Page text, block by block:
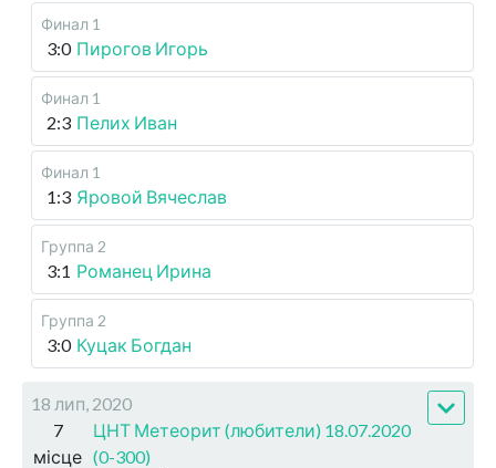
Финал 1
3:0 Пирогов Игорь
Финал 1
2:3 Пелих Иван
Финал 1
1:3 Яровой Вячеслав
Группа 2
3:1 Романец Ирина
Группа 2
3:0 Куцак Богдан
18 лип, 2020
7
місце
ЦНТ Метеорит (любители) 18.07.2020
(0-300)